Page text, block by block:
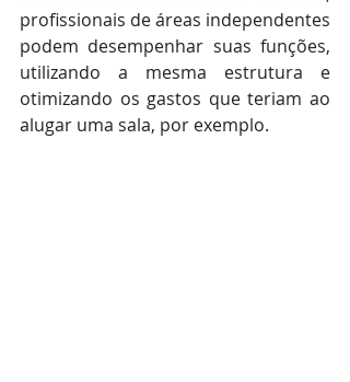
profissionais de áreas independentes
podem desempenhar suas funções,
utilizando a mesma estrutura e
otimizando os gastos que teriam ao
alugar uma sala, por exemplo.